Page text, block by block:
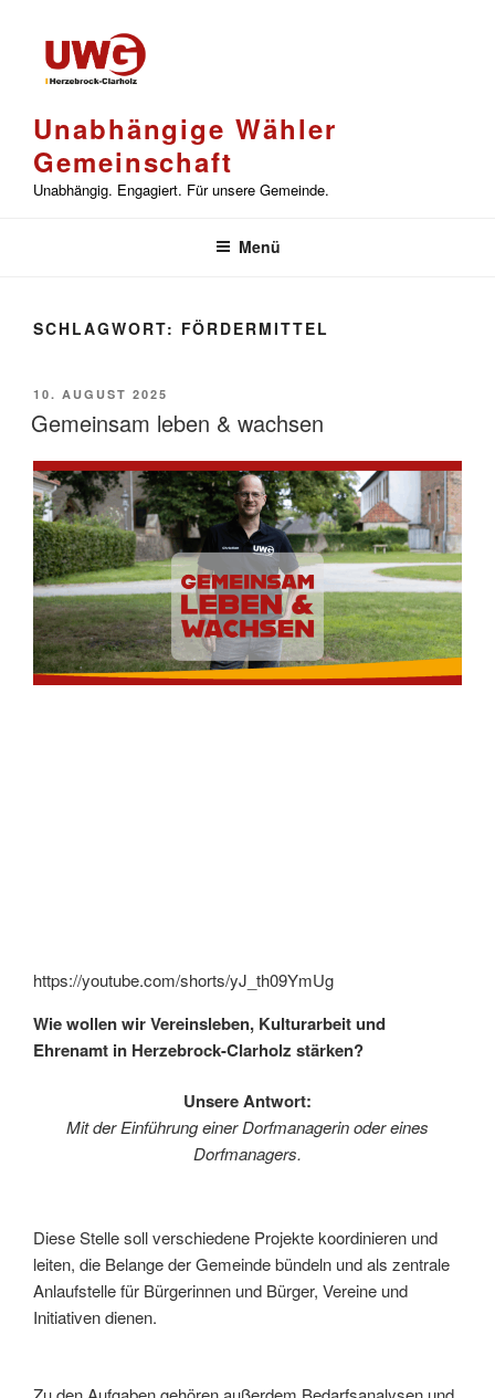
springen
Unabhängige Wähler
Gemeinschaft
Unabhängig. Engagiert. Für unsere Gemeinde.
Menü
SCHLAGWORT: FÖRDERMITTEL
VERÖFFENTLICHT
AM
10. AUGUST 2025
Gemeinsam leben & wachsen
https://youtube.com/shorts/yJ_th09YmUg
Wie wollen wir Vereinsleben, Kulturarbeit und
Ehrenamt in Herzebrock-Clarholz stärken?
Unsere Antwort:
Mit der Einführung einer Dorfmanagerin oder eines
Dorfmanagers.
Diese Stelle soll verschiedene Projekte koordinieren und
leiten, die Belange der Gemeinde bündeln und als zentrale
Anlaufstelle für Bürgerinnen und Bürger, Vereine und
Initiativen dienen.